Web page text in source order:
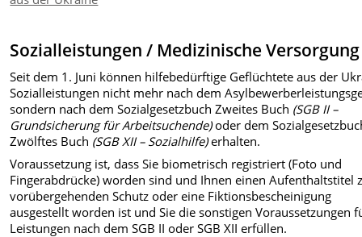
Sozialleistungen / Medizinische Versorgung
Seit dem 1. Juni können hilfebedürftige Geflüchtete aus der
Sozialleistungen nicht mehr nach dem
sondern nach dem Sozialgesetzbuch Zweites Buch (SGB II –
Grundsicherung für Arbeitsuchende)oder dem
Zwölftes Buch (SGB XII – Sozialhilfe)erhalten.
Voraussetzung ist, dass Sie biometrisch registriert (Foto und
Fingerabdrücke) worden sind und Ihnen einen Aufenthaltstitel
vorübergehenden Schutz oder eine Fiktionsbescheinigung
ausgestellt worden ist und Sie die sonstigen Voraussetzungen
Leistungen nach dem SGB II oder SGB XII erfüllen.